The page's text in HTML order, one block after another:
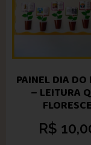
PAINEL DIA DO
– LEITURA
FLORESCE
R$